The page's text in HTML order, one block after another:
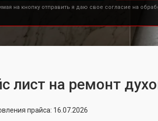
на кнопку отправить я даю свое согласие на
лист на ремонт
прайса: 16.07.2026